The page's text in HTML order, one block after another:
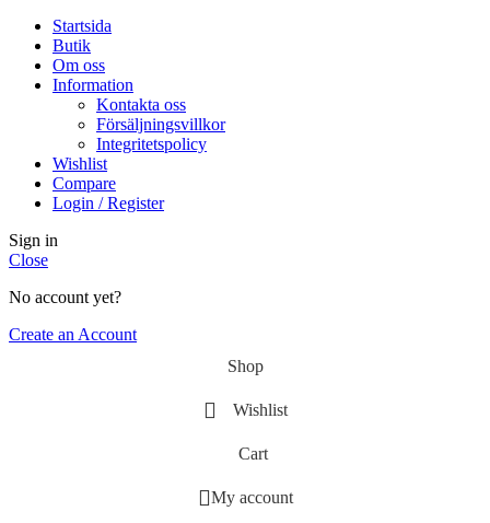
Startsida
Butik
Om oss
Information
Kontakta oss
Försäljningsvillkor
Integritetspolicy
Wishlist
Compare
Login / Register
Sign in
Close
No account yet?
Create an Account
Shop
Wishlist
Cart
My account